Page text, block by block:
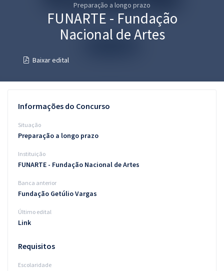
Questões grátis
Conteúdo gratuito
Aprovados
Atendimento
Preparação a longo prazo
FUNARTE - Fundação
Nacional de Artes
Baixar edital
Informações do Concurso
Situação
Preparação a longo prazo
Instituição
FUNARTE - Fundação Nacional de Artes
Banca anterior
Fundação Getúlio Vargas
Último edital
Link
Requisitos
Escolaridade